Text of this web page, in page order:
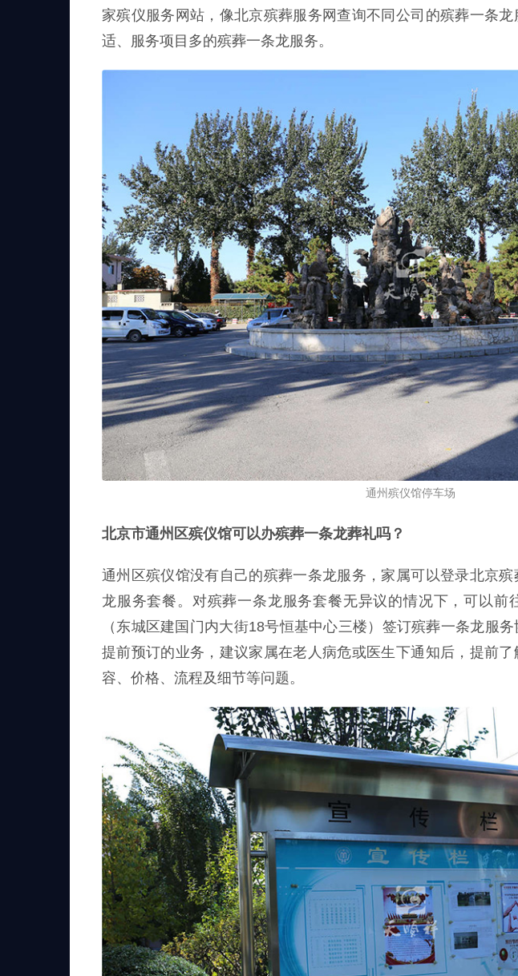
家殡仪服务网站，像北京殡葬服务网查询不同公司的殡葬一条
适、服务项目多的殡葬一条龙服务。
通州殡仪馆停车场
北京市通州区殡仪馆可以办殡葬一条龙葬礼吗？
通州区殡仪馆没有自己的殡葬一条龙服务，家属可以登录北京
龙服务套餐。对殡葬一条龙服务套餐无异议的情况下，可以前
（东城区建国门内大街18号恒基中心三楼）签订殡葬一条龙服
提前预订的业务，建议家属在老人病危或医生下通知后，提前
容、价格、流程及细节等问题。